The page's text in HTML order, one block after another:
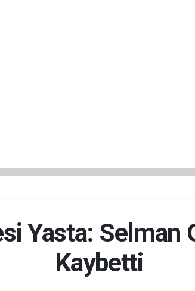
Yasta: Selman
Kaybetti